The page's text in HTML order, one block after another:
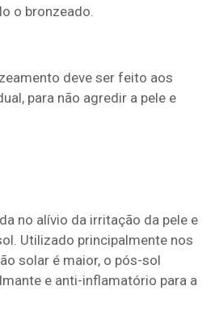
o bronzeado.
deve ser feito aos
para não agredir a pele e
no alívio da irritação da pele e
Utilizado principalmente nos
solar é maior, o pós-sol
e anti-inflamatório para a